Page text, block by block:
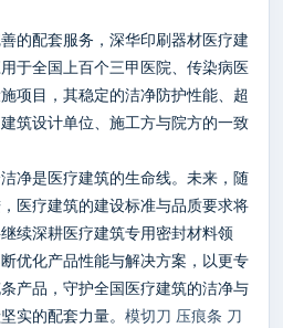
的配套服务，深华印刷器材医疗建
于全国上百个三甲医院、传染病医
项目，其稳定的洁净防护性能、超
筑设计单位、施工方与院方的一致
净是医疗建筑的生命线。未来，随
医疗建筑的建设标准与品质要求将
续深耕医疗建筑专用密封材料领
优化产品性能与解决方案，以更专
产品，守护全国医疗建筑的洁净与
实的配套力量。 模切刀 压痕条 刀